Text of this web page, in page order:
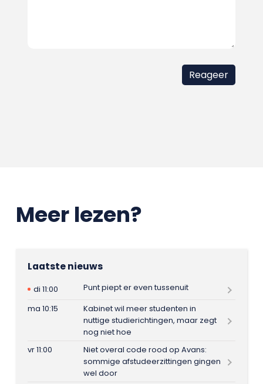
Meer lezen?
Laatste nieuws
di 11:00
Punt piept er even tussenuit
ma 10:15
Kabinet wil meer studenten in
nuttige studierichtingen, maar zegt
nog niet hoe
vr 11:00
Niet overal code rood op Avans:
sommige afstudeerzittingen gingen
wel door